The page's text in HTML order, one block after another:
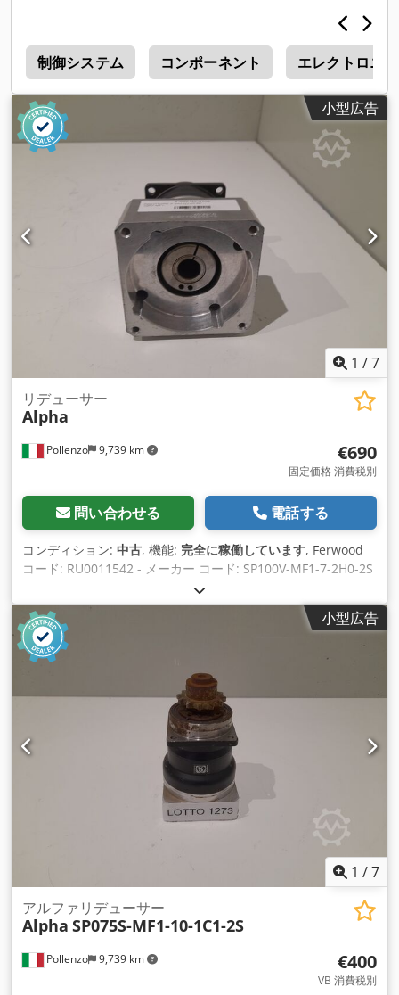
制御システム コンポーネント エレクトロニ
小型広告
1 /7
Pollenzo 9,739 km
リデューサー
Alpha
€690
固定価格 消費税別
問い合わせる 電話する
コンディション: 中古, 機能: 完全に稼働しています, Ferwood
コード: RU0011542 - メーカー コード: SP100V-MF1-7-2H0-2S
- 状態: 中古 - 機能: 完全に機能 - ご興味があれば、修正サービ
スも提供しておりますので、お問い合わせください。 Crsdjv I
Dh Aspfx Aahjf
小型広告
1 /7
Pollenzo 9,739 km
アルファリデューサー
Alpha SP075S-MF1-10-1C1-2S
€400
VB 消費税別